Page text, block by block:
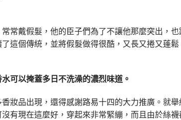
常戴假髮，他的臣子們為了不讓他那麼突出，
這個傳統，並將假髮做得很酷，又長又捲又蓬鬆
可以掩蓋多日不洗澡的濃烈味道。
妝品出現，還得感謝路易十四的大力推廣。就
有現在這麼好，穿起來非常緊繃，而且由於絲